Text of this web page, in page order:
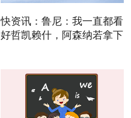
快资讯：鲁尼：我一直都看
好哲凯赖什，阿森纳若拿下